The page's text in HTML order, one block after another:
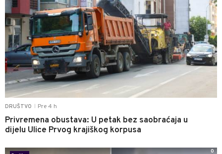
DRUŠTVO Pre 4 h
Privremena obustava: U petak bez saobraćaja u
dijelu Ulice Prvog krajiškog korpusa
0